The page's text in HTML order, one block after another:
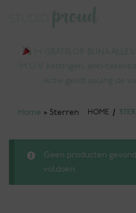
Home » Sterren HOME /
Geen producten
voldoen.